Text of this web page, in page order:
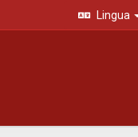
Lingua